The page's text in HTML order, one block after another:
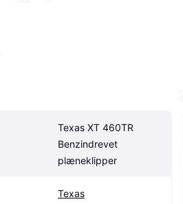
Texas XT 460TR
Benzindrevet
plæneklipper
Texas